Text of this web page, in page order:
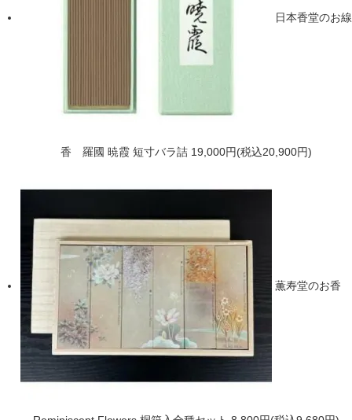
日本香堂のお線
香 羅國 暁霞 短寸バラ詰 19,000円(税込20,900円)
薫寿堂のお香